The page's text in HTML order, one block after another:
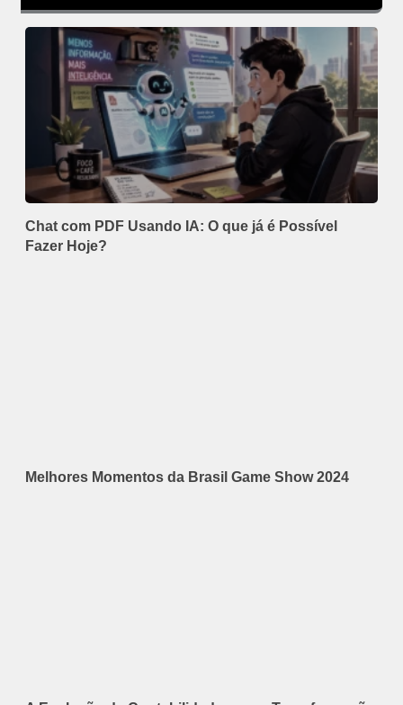
Chat com PDF Usando IA: O que já é Possível
Fazer Hoje?
Melhores Momentos da Brasil Game Show 2024